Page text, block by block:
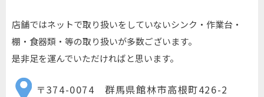
店舗ではネットで取り扱いをしていないシンク・作業台・
棚・食器類・等の取り扱いが多数ございます。
是非足を運んでいただければと思います。
〒374-0074 群馬県館林市高根町426-2